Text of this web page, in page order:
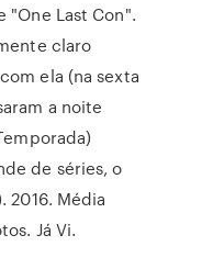
"One Last Con".
claro
ela (na sexta
a noite
de séries, o
2016. Média
Já Vi.